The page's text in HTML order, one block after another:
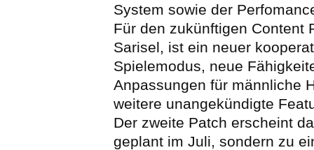
System sowie der
Für den zukünftigen Content
Sarisel, ist ein neuer
Spielemodus, neue
Anpassungen für männliche
weitere unangekündigte
Der zweite Patch erscheint
geplant im Juli, sondern zu